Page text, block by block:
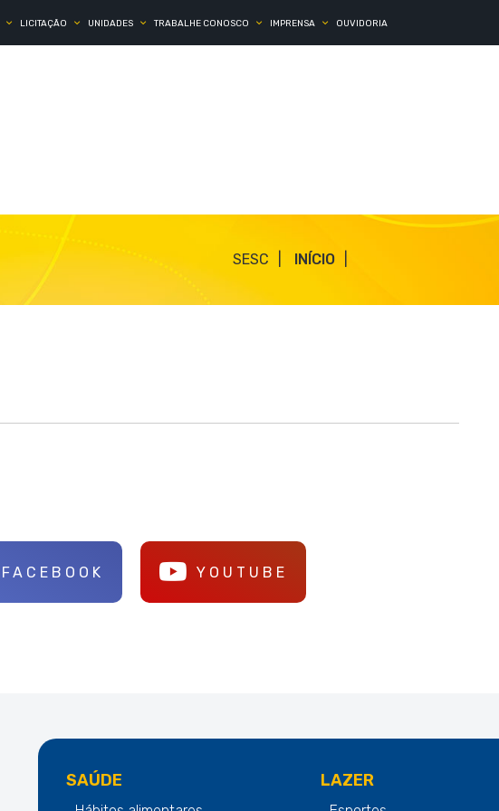
LICITAÇÃO UNIDADES TRABALHE CONOSCO IMPRENSA OUVIDORIA
SESC INÍCIO
FACEBOOK YOUTUBE
SAÚDE LAZER